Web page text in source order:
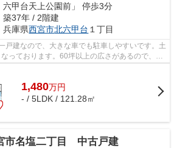
六甲台天上公園前」 停歩3分
築37年 / 2階建
兵庫県西宮市北六甲台 １丁目
戸建なので、大きな車でも駐車しやすいです。土
っております。60坪以上の広さがあるので、二
心です。...
1,480万円
- / 5LDK / 121.28㎡
市名塩二丁目 中古戸建